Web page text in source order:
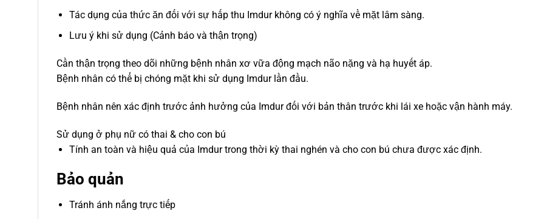
Tác dụng của thức ăn đối với sự hấp thu Imdur không có ý nghĩa về mặt lâm sàng.
Lưu ý khi sử dụng (Cảnh báo và thận trọng)
Cần thận trọng theo dõi những bệnh nhân xơ vữa động mạch não nặng và hạ huyết áp.
Bệnh nhân có thể bị chóng mặt khi sử dụng Imdur lần đầu.
Bệnh nhân nên xác định trước ảnh hưởng của Imdur đối với bản thân trước khi lái xe hoặc vận hành máy.
Sử dụng ở phụ nữ có thai & cho con bú
Tính an toàn và hiệu quả của Imdur trong thời kỳ thai nghén và cho con bú chưa được xác định.
Bảo quản
Tránh ánh nắng trực tiếp